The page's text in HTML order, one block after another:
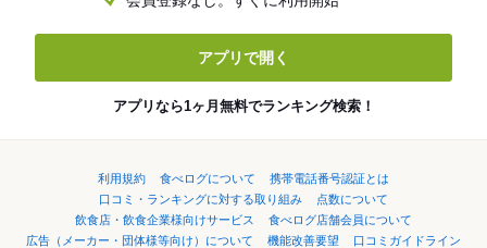
アプリで開く
アプリなら1ヶ月無料でランキング検索！
利用規約 食べログについて
携帯電話番号認証とは
口コミ・ランキングに対する取り組み
点数について
飲食店・飲食企業様向けサービス
食べログ店舗会員について
広告（メーカー・団体様等向け）について
機能改善要望 口コミガイドライン